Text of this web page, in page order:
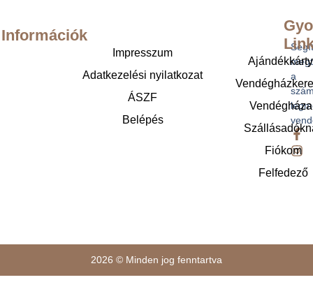
a
Fiókom
Felfedező
Információk
Impresszum
Adatkezelési nyilatkozat
ÁSZF
Belépés
2026 © Minden jog fenntartva